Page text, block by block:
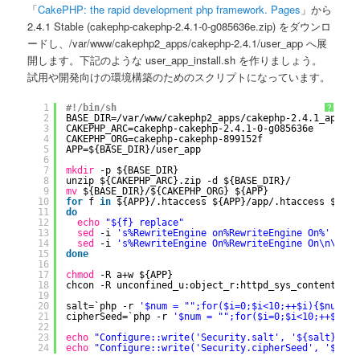
「CakePHP: the rapid development php framework. Pages 」から
2.4.1 Stable (cakephp-cakephp-2.4.1-0-g085636e.zip) をダウンロ
ードし、/var/www/cakephp2_apps/cakephp-2.4.1/user_app へ展
開します。下記のような user_app_install.sh を作りましょう。
試用や開発向けの環境構築のためのスクリプトになっています。
?
1
2
3
4
5
6
7
8
9
10
11
12
13
14
15
16
17
18
19
20
21
22
23
24
#!/bin/sh
BASE_DIR=/var/www/cakephp2_apps/cakephp-2.4.1_apps
CAKEPHP_ARC=cakephp-cakephp-2.4.1-0-g085636e
CAKEPHP_ORG=cakephp-cakephp-899152f
APP=${BASE_DIR}/user_app
mkdir
-p ${BASE_DIR}
unzip ${CAKEPHP_ARC}.zip -d ${BASE_DIR}/
mv ${BASE_DIR}/${CAKEPHP_ORG} ${APP}
for f in ${APP}/.htaccess ${APP}/app/.htaccess
do
echo
"${f} replace"
sed
-i 's%RewriteEngine on%RewriteEngine On%'
sed
-i
's%RewriteEngine On%RewriteEngine
done
chmod
-R a+w ${APP}
chcon -R
salt=`php -r
'$num = "";for($i=0;$i<10;++$i){$num
cipherSeed=`php -r
'$num =
echo
"Configure::write('Security.salt', '${salt}');"
echo
"Configure::write('Security.cipherSeed',